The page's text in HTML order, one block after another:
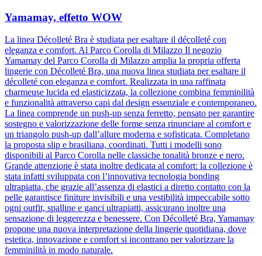
Yamamay, effetto WOW
La linea Décolleté Bra è studiata per esaltare il décolleté con
eleganza e comfort. Al Parco Corolla di Milazzo Il negozio
Yamamay del Parco Corolla di Milazzo amplia la propria offerta
lingerie con Décolleté Bra, una nuova linea studiata per esaltare il
décolleté con eleganza e comfort. Realizzata in una raffinata
charmeuse lucida ed elasticizzata, la collezione combina femminilità
e funzionalità attraverso capi dal design essenziale e contemporaneo.
La linea comprende un push-up senza ferretto, pensato per garantire
sostegno e valorizzazione delle forme senza rinunciare al comfort e
un triangolo push-up dall’allure moderna e sofisticata. Completano
la proposta slip e brasiliana, coordinati. Tutti i modelli sono
disponibili al Parco Corolla nelle classiche tonalità bronze e nero.
Grande attenzione è stata inoltre dedicata al comfort: la collezione è
stata infatti sviluppata con l’innovativa tecnologia bonding
ultrapiatta, che grazie all’assenza di elastici a diretto contatto con la
pelle garantisce finiture invisibili e una vestibilità impeccabile sotto
ogni outfit, spalline e ganci ultrapiatti, assicurano inoltre una
sensazione di leggerezza e benessere. Con Décolleté Bra, Yamamay
propone una nuova interpretazione della lingerie quotidiana, dove
estetica, innovazione e comfort si incontrano per valorizzare la
femminilità in modo naturale.